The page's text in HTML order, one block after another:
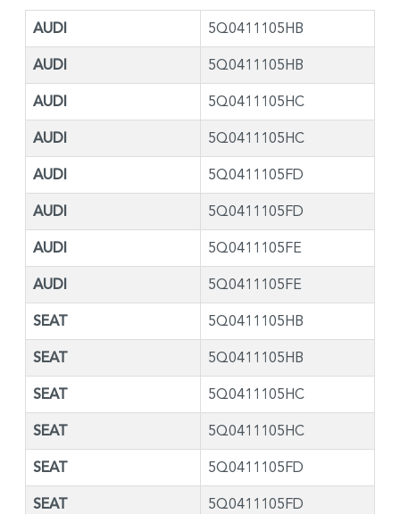
AUDI 5Q0411105HB
AUDI 5Q0411105HB
AUDI 5Q0411105HC
AUDI 5Q0411105HC
AUDI 5Q0411105FD
AUDI 5Q0411105FD
AUDI 5Q0411105FE
AUDI 5Q0411105FE
SEAT 5Q0411105HB
SEAT 5Q0411105HB
SEAT 5Q0411105HC
SEAT 5Q0411105HC
SEAT 5Q0411105FD
SEAT 5Q0411105FD